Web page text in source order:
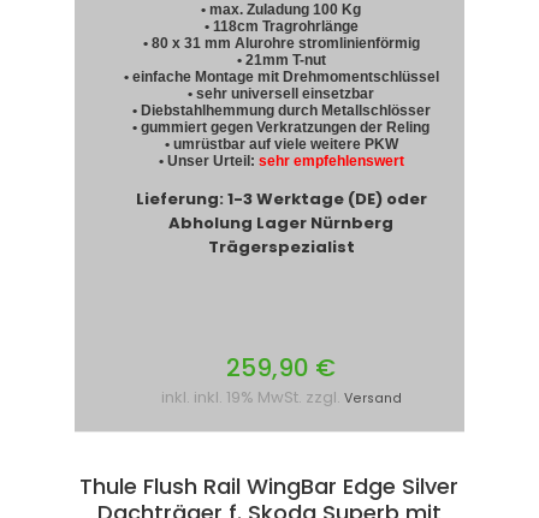
• max. Zuladung 100 Kg
• 118cm Tragrohrlänge
• 80 x 31 mm Alurohre stromlinienförmig
• 21mm T-nut
• einfache Montage mit Drehmomentschlüssel
• sehr universell einsetzbar
• Diebstahlhemmung durch Metallschlösser
• gummiert gegen Verkratzungen der Reling
• umrüstbar auf viele weitere PKW
• Unser Urteil: sehr empfehlenswert
Lieferung: 1-3 Werktage (DE) oder
Abholung Lager Nürnberg
Trägerspezialist
259,90 €
inkl. inkl. 19% MwSt. zzgl. Versand
Thule Flush Rail WingBar Edge Silver